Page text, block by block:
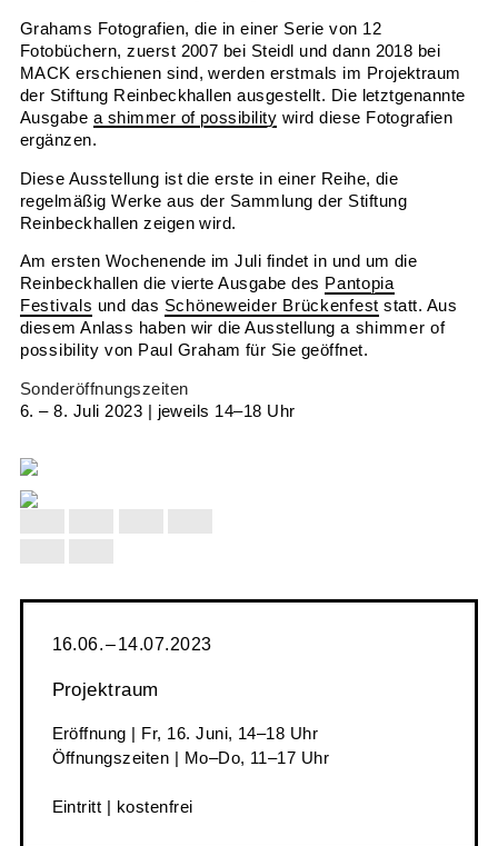
Grahams Fotografien, die in einer Serie von 12
Fotobüchern, zuerst 2007 bei Steidl und dann 2018 bei
MACK erschienen sind, werden erstmals im Projektraum
der Stiftung Reinbeckhallen ausgestellt. Die letztgenannte
Ausgabe a shimmer of possibility wird diese Fotografien
ergänzen.
Diese Ausstellung ist die erste in einer Reihe, die
regelmäßig Werke aus der Sammlung der Stiftung
Reinbeckhallen zeigen wird.
Am ersten Wochenende im Juli findet in und um die
Reinbeckhallen die vierte Ausgabe des Pantopia
Festivals und das Schöneweider Brückenfest statt. Aus
diesem Anlass haben wir die Ausstellunga shimmer of
possibility von Paul Graham für Sie geöffnet.
Sonderöffnungszeiten
6. – 8. Juli 2023 | jeweils 14–18 Uhr
16.06. – 14.07.2023
Projektraum
Eröffnung | Fr, 16. Juni, 14–18 Uhr
Öffnungszeiten | Mo–Do, 11–17 Uhr
Eintritt | kostenfrei